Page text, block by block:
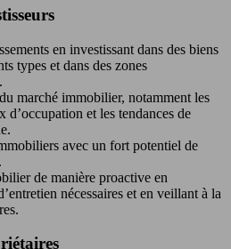
en investissant dans des biens
types et dans des zones
marché immobilier, notamment les
d’occupation et les tendances de
avec un fort potentiel de
de manière proactive en
nécessaires et en veillant à la